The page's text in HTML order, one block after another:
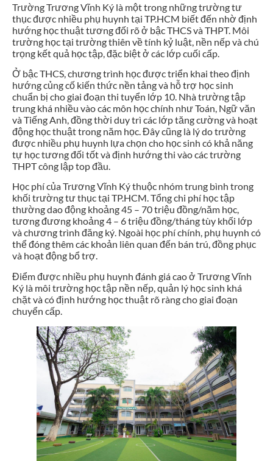
Trường Trương Vĩnh Ký là một trong những trường tư
thục được nhiều phụ huynh tại TP.HCM biết đến nhờ định
hướng học thuật tương đối rõ ở bậc THCS và THPT. Môi
trường học tại trường thiên về tính kỷ luật, nền nếp và chú
trọng kết quả học tập, đặc biệt ở các lớp cuối cấp.
Ở bậc THCS, chương trình học được triển khai theo định
hướng củng cố kiến thức nền tảng và hỗ trợ học sinh
chuẩn bị cho giai đoạn thi tuyển lớp 10. Nhà trường tập
trung khá nhiều vào các môn học chính như Toán, Ngữ văn
và Tiếng Anh, đồng thời duy trì các lớp tăng cường và hoạt
động học thuật trong năm học. Đây cũng là lý do trường
được nhiều phụ huynh lựa chọn cho học sinh có khả năng
tự học tương đối tốt và định hướng thi vào các trường
THPT công lập top đầu.
Học phí của Trương Vĩnh Ký thuộc nhóm trung bình trong
khối trường tư thục tại TP.HCM. Tổng chi phí học tập
thường dao động khoảng 45 – 70 triệu đồng/năm học,
tương đương khoảng 4 – 6 triệu đồng/tháng tùy khối lớp
và chương trình đăng ký. Ngoài học phí chính, phụ huynh có
thể đóng thêm các khoản liên quan đến bán trú, đồng phục
và hoạt động bổ trợ.
Điểm được nhiều phụ huynh đánh giá cao ở Trương Vĩnh
Ký là môi trường học tập nền nếp, quản lý học sinh khá
chặt và có định hướng học thuật rõ ràng cho giai đoạn
chuyển cấp.